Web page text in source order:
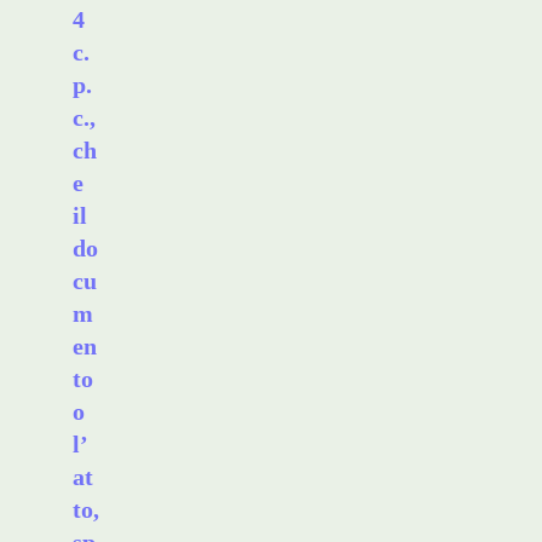
4
c.
p.
c.,
ch
e
il
do
cu
m
en
to
o
l’
at
to,